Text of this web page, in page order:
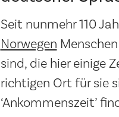
Seit nunmehr 110
Norwegen
sind, die hier einige
richtigen Ort für sie
‘Ankommenszeit’